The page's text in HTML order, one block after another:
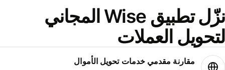
نزّل تطبيق Wise المجاني
العملات
مقارنة مقدمي خدمات تحويل الأموال